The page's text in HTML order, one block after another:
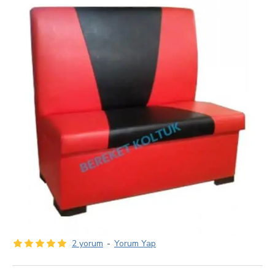
2 yorum - Yorum Yap